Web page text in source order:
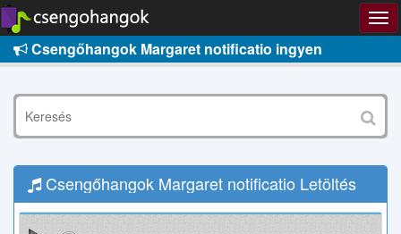
Csengőhangok Margaret notificatio ingyen
Csengőhangok Margaret notificatio Letöltés